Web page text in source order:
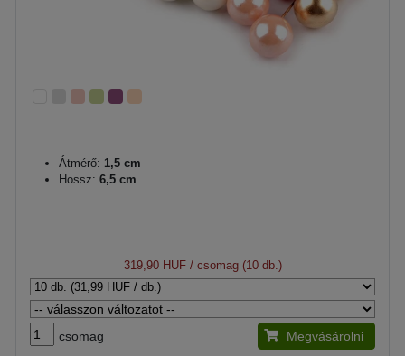
Átmérő: 1,5 cm
Hossz: 6,5 cm
319,90 HUF/ csomag (10 db.)
csomag Megvásárolni